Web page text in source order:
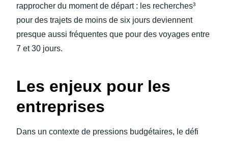
rapprocher du moment de départ : les recherches³
pour des trajets de moins de six jours deviennent
presque aussi fréquentes que pour des voyages entre
7 et 30 jours.
Les enjeux pour les
entreprises
Dans un contexte de pressions budgétaires, le défi